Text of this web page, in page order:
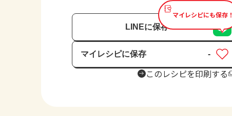
マイレシピにも保存！
LINEに保存
マイレシピに保存
保存済み
-
このレシピを印刷する